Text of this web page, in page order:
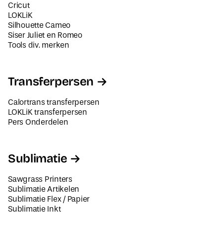
Cricut
LOKLiK
Silhouette Cameo
Siser Juliet en Romeo
Tools div. merken
Transferpersen
Calortrans transferpersen
LOKLiK transferpersen
Pers Onderdelen
Sublimatie
Sawgrass Printers
Sublimatie Artikelen
Sublimatie Flex / Papier
Sublimatie Inkt